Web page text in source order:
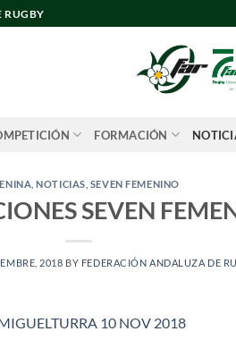
RUGBY
FORMACIÓN
,NOTICIAS SEVEN FEMENINO
SEVEN
2018 BY FEDERACIÓN ANDALUZA DE
10 NOV 2018